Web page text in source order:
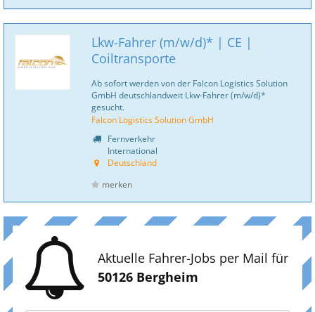
Lkw-Fahrer (m/w/d)* | CE |
Coiltransporte
Ab sofort werden von der Falcon Logistics Solution
GmbH deutschlandweit Lkw-Fahrer (m/w/d)*
gesucht.
Falcon Logistics Solution GmbH
Fernverkehr
International
Deutschland
merken
Aktuelle Fahrer-Jobs per Mail für
50126 Bergheim